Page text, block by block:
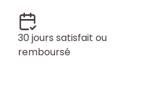
30 jours satisfait ou
remboursé